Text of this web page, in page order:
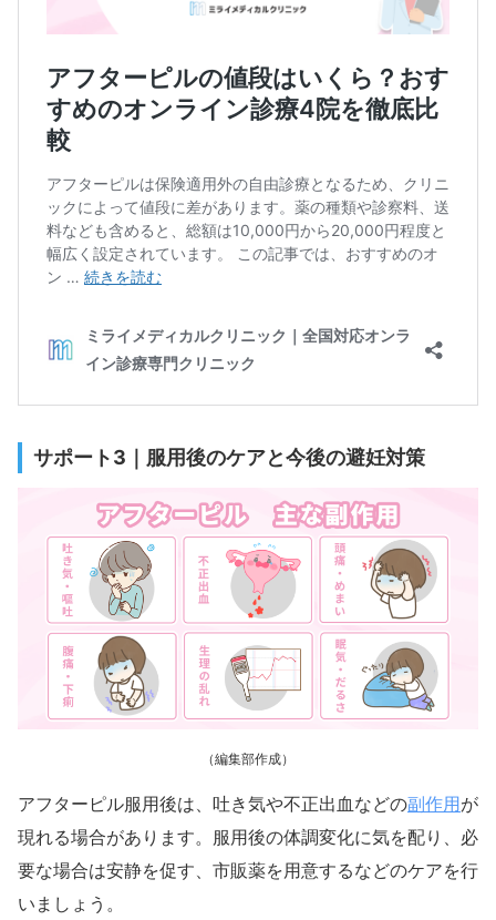
サポート3｜服用後のケアと今後の避妊対策
（編集部作成）
アフターピル服用後は、吐き気や不正出血などの副作用が
現れる場合があります。服用後の体調変化に気を配り、必
要な場合は安静を促す、市販薬を用意するなどのケアを行
いましょう。